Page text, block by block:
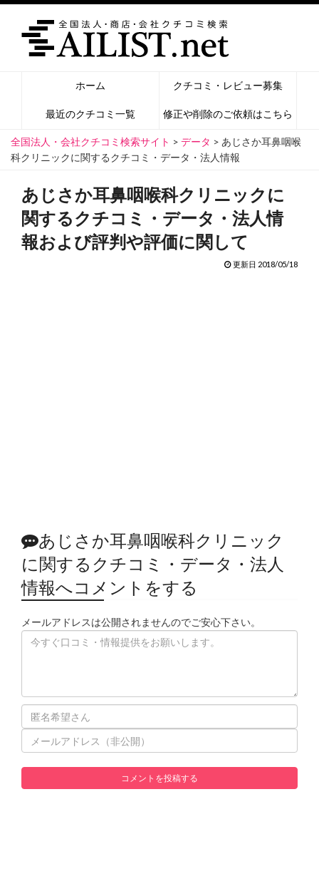
ホーム クチコミ・レビュー募集
最近のクチコミ一覧 修正や削除のご依頼はこちら
全国法人・会社クチコミ検索サイト > データ > あじさか耳鼻咽喉
科クリニックに関するクチコミ・データ・法人情報
あじさか耳鼻咽喉科クリニックに
関するクチコミ・データ・法人情
報および評判や評価に関して
更新日 2018/05/18
あじさか耳鼻咽喉科クリニック
に関するクチコミ・データ・法人
情報へコメントをする
メールアドレスは公開されませんのでご安心下さい。